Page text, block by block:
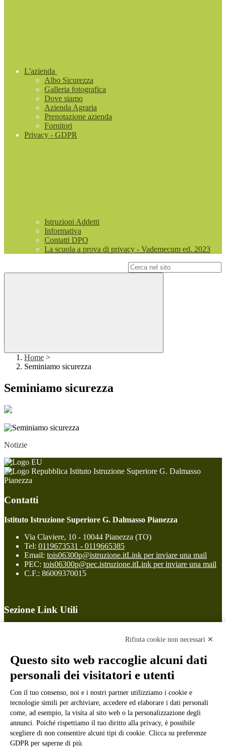
L'azienda
Albo Sicurezza
Galleria fotografica
Dove siamo
Azienda Agraria
Prenotazione azienda
Fornitori
Privacy - GDPR
Istruzioni Addetti
Informativa
Contatti DPO
La scuola a prova di privacy - Vademecum ed. 2023
Home >
Seminiamo sicurezza
Seminiamo sicurezza
Notizie
Istituto Istruzione Superiore G. Dalmasso
Pianezza
Contatti
Istituto Istruzione Superiore G. Dalmasso Pianezza
Via Claviere, 10 - 10044 Pianezza (TO)
Tel: 0119673531 - 0119665385
Email: tois06300p@istruzione.itLink per inviare una mail
PEC: tois06300p@pec.istruzione.itLink per inviare una mail
C.F.: 86009370015
Sezione Link Utili
Ufficio Relazioni con il Pubblico
Dichiarazione di accessibilità
Obiettivi di accessibilità
Gestione consensi cookie
Amministrazione trasparente
Pagina visualizzata
1762 volte
Sezione Copyright
Rifiuta cookie non necessari ✕
Questo sito web raccoglie alcuni dati
personali dei visitatori e utenti
Con il tuo consenso, noi e i nostri partner utilizziamo i cookie e
tecnologie simili per archiviare, accedere ed elaborare i dati personali
come, ad esempio, la visita al sito web o la personalizzazione degli
annunci. Poiché rispettiamo il tuo diritto alla privacy, è possibile
scegliere di non consentire alcuni tipi di cookie. Clicca su preferenze
GDPR per saperne di più.